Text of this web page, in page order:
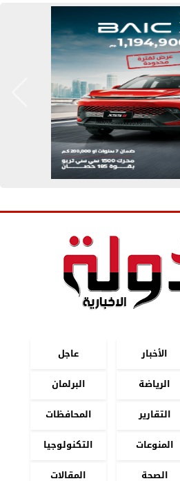
الأخبار
عاجل
الرياضة
البرلمان
التقارير
المحافظات
المنوعات
التكنولوجيا
الصحة المقالات